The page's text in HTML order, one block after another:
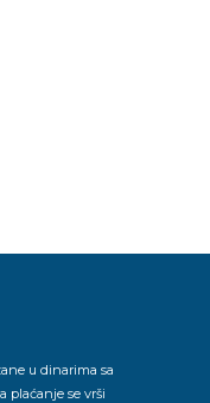
u dinarima sa
plaćanje se vrši